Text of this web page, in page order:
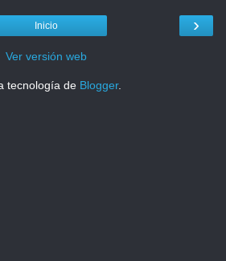
›
Inicio
Ver versión web
tecnología de Blogger.